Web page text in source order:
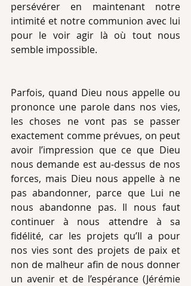
persévérer en maintenant notre
intimité et notre communion avec lui
pour le voir agir là où tout nous
semble impossible.
Parfois, quand Dieu nous appelle ou
prononce une parole dans nos vies,
les choses ne vont pas se passer
exactement comme prévues, on peut
avoir l’impression que ce que Dieu
nous demande est au-dessus de nos
forces, mais Dieu nous appelle à ne
pas abandonner, parce que Lui ne
nous abandonne pas. Il nous faut
continuer à nous attendre à sa
fidélité, car les projets qu’Il a pour
nos vies sont des projets de paix et
non de malheur afin de nous donner
un avenir et de l’espérance (Jérémie